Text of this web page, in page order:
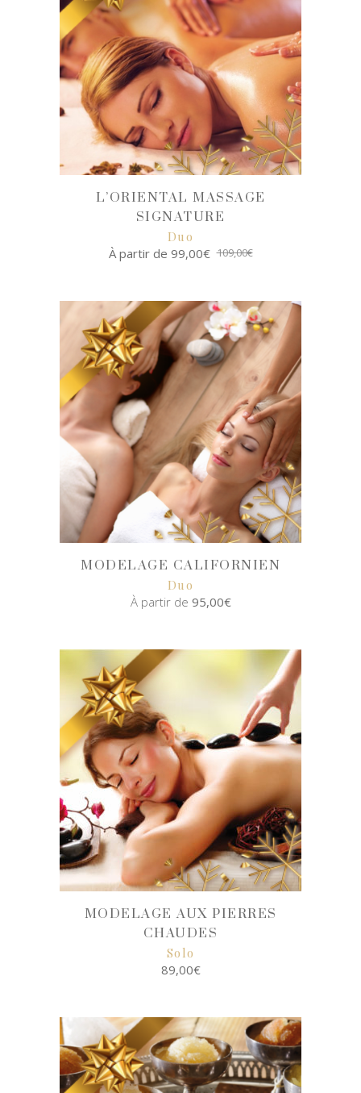
L’ORIENTAL MASSAGE
SIGNATURE
Duo
À partir de 99,00€ 109,00€
SELECT
OPTIONS
MODELAGE CALIFORNIEN
Duo
À partir de 95,00€
SELECT
OPTIONS
MODELAGE AUX PIERRES
CHAUDES
Solo
89,00€
SELECT
OPTIONS